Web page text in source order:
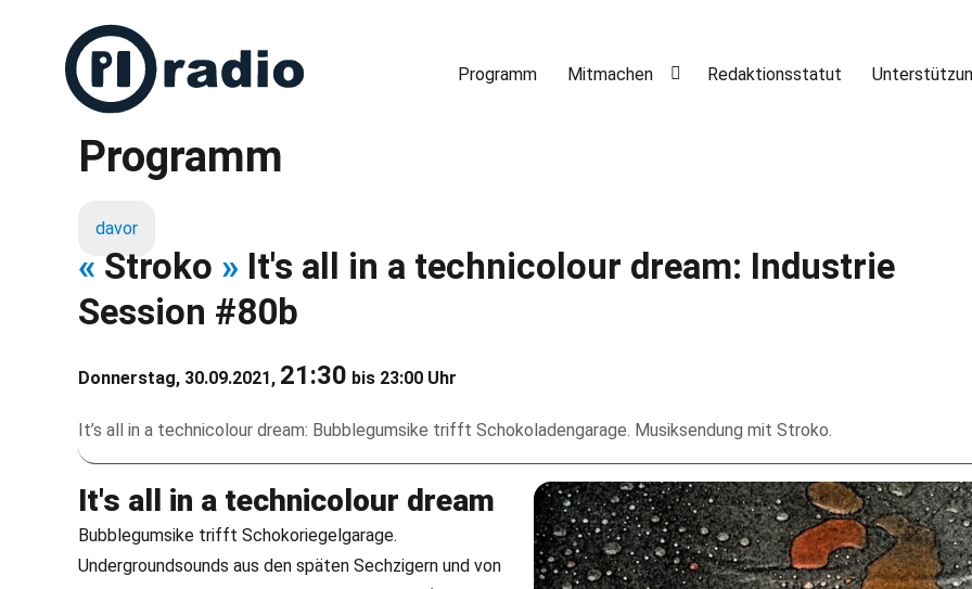
Freies Radio in Berlin
Programm Mitmachen Redaktionsstatut
Programm
davor
« Stroko » It's all in a technicolour dream: Industrie
Session #80b
Donnerstag, 30.09.2021, 21:30 bis 23:00 Uhr
It’s all in a technicolour dream: Bubblegumsike trifft Schokoladengarage. Musiksendung mit Stroko.
It's all in a technicolour dream
Bubblegumsike trifft Schokoriegelgarage.
Undergroundsounds aus den späten Sechzigern und von